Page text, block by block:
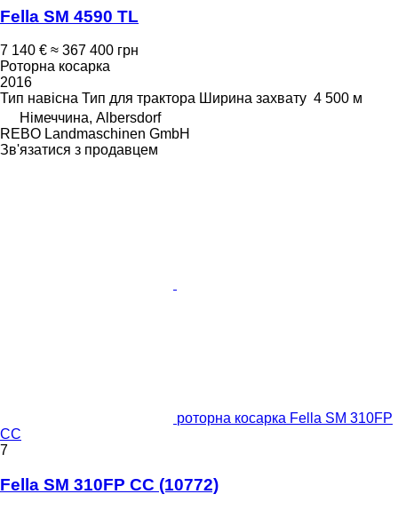
Fella SM 4590 TL
7 140 € ≈ 367 400 грн
Роторна косарка
2016
Тип навісна Тип для трактора Ширина захвату 4 500 м
Німеччина, Albersdorf
REBO Landmaschinen GmbH
Зв'язатися з продавцем
роторна косарка Fella SM 310FP
CC
7
Fella SM 310FP CC (10772)